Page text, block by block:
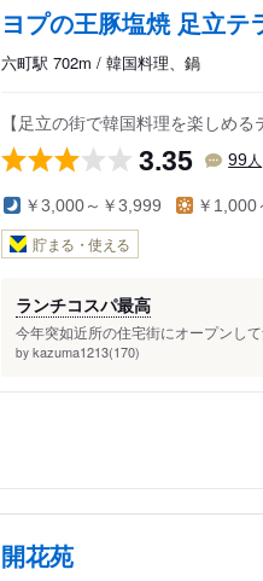
ヨプの王豚塩焼 足立テ
六町駅 702m / 韓国料理、鍋
【足立の街で韓国料理を楽しめ
3.35 99人
￥3,000～￥3,999 ￥1,000
貯まる・使える
ランチコスパ最高
今年突如近所の住宅街にオープンし
by kazuma1213(170)
開花苑